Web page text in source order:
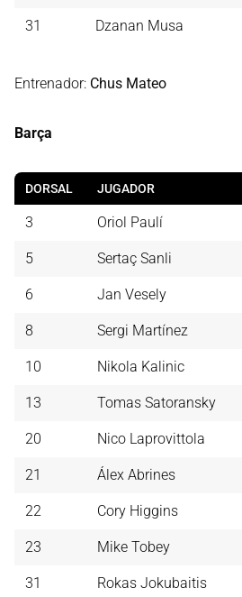
31 Dzanan Musa
Entrenador: Chus Mateo
Barça
DORSAL JUGADOR
3 Oriol Paulí
5 Sertaç Sanli
6 Jan Vesely
8 Sergi Martínez
10 Nikola Kalinic
13 Tomas Satoransky
20 Nico Laprovittola
21 Álex Abrines
22 Cory Higgins
23 Mike Tobey
31 Rokas Jokubaitis